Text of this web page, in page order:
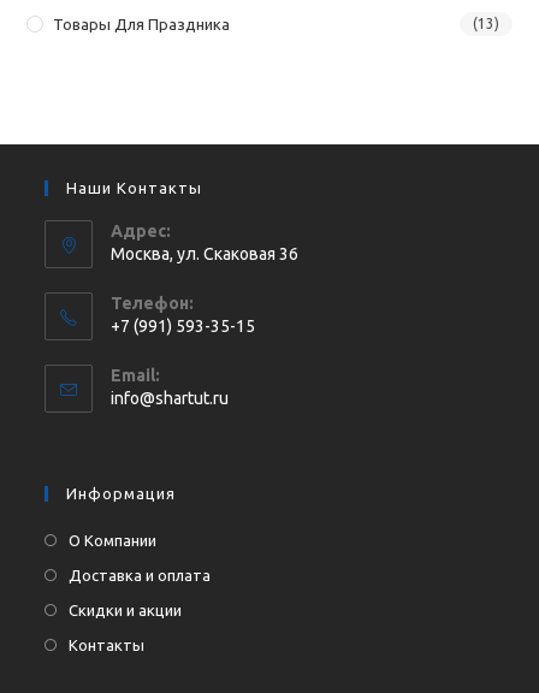
Товары Для Праздника (13)
Наши Контакты
Адрес:
Москва, ул. Cкаковая 36
Телефон:
+7 (991) 593-35-15
в
вашем
Email:
info@shartut.ru
Информация
О Компании
Доставка и оплата
Скидки и акции
Контакты